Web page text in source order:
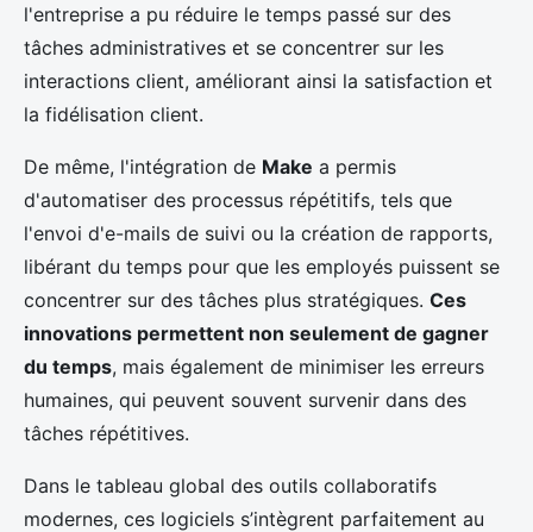
l'entreprise a pu réduire le temps passé sur des
tâches administratives et se concentrer sur les
interactions client, améliorant ainsi la satisfaction et
la fidélisation client.
De même, l'intégration de Make a permis
d'automatiser des processus répétitifs, tels que
l'envoi d'e-mails de suivi ou la création de rapports,
libérant du temps pour que les employés puissent se
concentrer sur des tâches plus stratégiques. Ces
innovations permettent non seulement de gagner
du temps, mais également de minimiser les erreurs
humaines, qui peuvent souvent survenir dans des
tâches répétitives.
Dans le tableau global des outils collaboratifs
modernes, ces logiciels s’intègrent parfaitement au